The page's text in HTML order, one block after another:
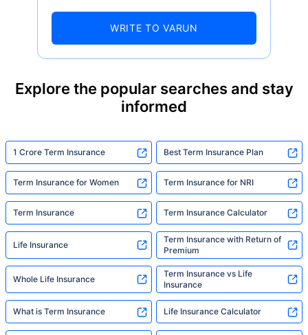
numbers well — 52.4% of Indians are aware
statistic, he sees a family that just needed
someone to sit with them, explain it simply,
built to do. In his words, "Most people aren't
avoiding protection — they're just waiting for
someone to make it easy. That's what we're
here for."
WRITE TO VARUN
Explore the popular searches and stay
informed
1 Crore Term Insurance Best Term Insurance Plan
Term Insurance for Women Term Insurance for NRI
Term Insurance Term Insurance Calculator
Life Insurance
Term Insurance with Return of
Premium
Whole Life Insurance
Term Insurance vs Life
Insurance
What is Term Insurance Life Insurance Calculator